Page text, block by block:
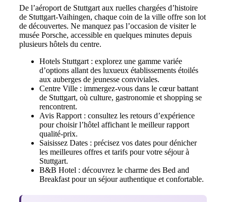
De l’aéroport de Stuttgart aux ruelles chargées d’histoire
de Stuttgart-Vaihingen, chaque coin de la ville offre son lot
de découvertes. Ne manquez pas l’occasion de visiter le
musée Porsche, accessible en quelques minutes depuis
plusieurs hôtels du centre.
Hotels Stuttgart : explorez une gamme variée
d’options allant des luxueux établissements étoilés
aux auberges de jeunesse conviviales.
Centre Ville : immergez-vous dans le cœur battant
de Stuttgart, où culture, gastronomie et shopping se
rencontrent.
Avis Rapport : consultez les retours d’expérience
pour choisir l’hôtel affichant le meilleur rapport
qualité-prix.
Saisissez Dates : précisez vos dates pour dénicher
les meilleures offres et tarifs pour votre séjour à
Stuttgart.
B&B Hotel : découvrez le charme des Bed and
Breakfast pour un séjour authentique et confortable.